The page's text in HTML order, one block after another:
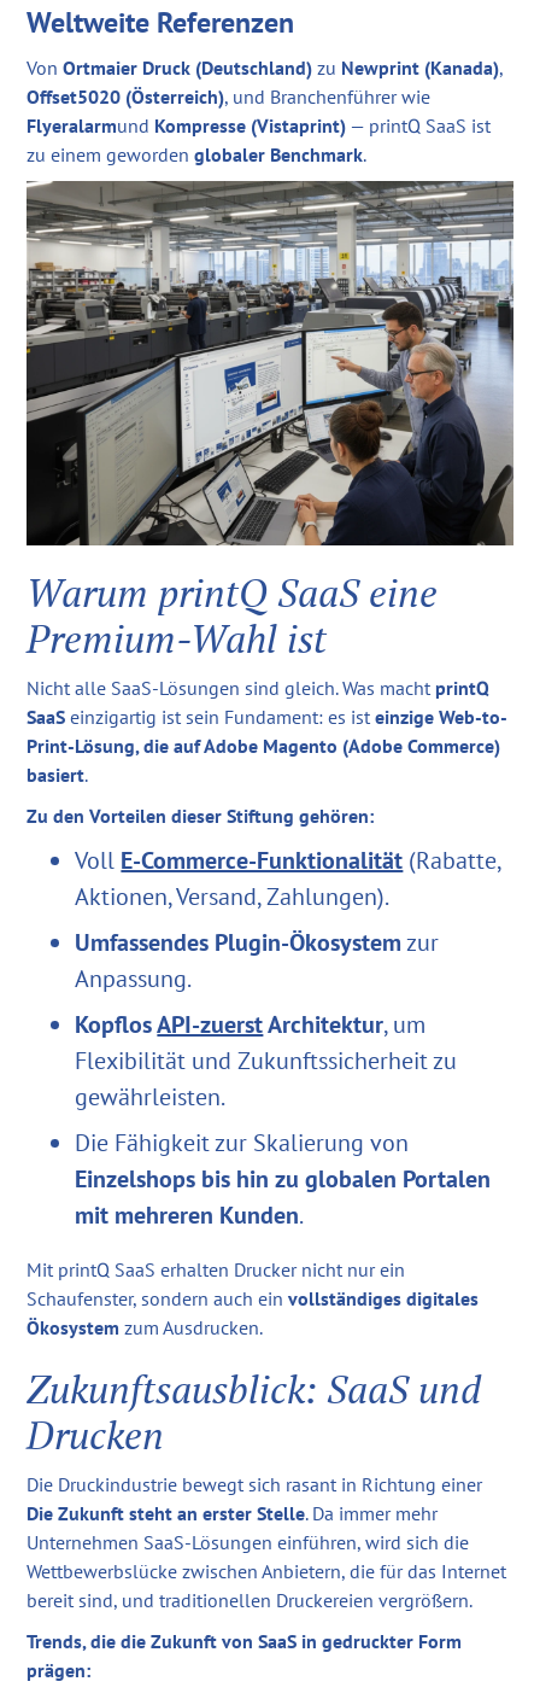
Weltweite Referenzen
VonOrtmaier Druck (Deutschland) zu Newprint (Kanada),
Offset5020 (Österreich), und Branchenführer wie
Flyeralarmund Kompresse (Vistaprint) — printQ SaaS ist
zu einem gewordenglobaler Benchmark.
Warum printQ SaaS eine
Premium-Wahl ist
Nicht alle SaaS-Lösungen sind gleich. Was macht printQ
SaaS einzigartig ist sein Fundament: es isteinzige Web-to-
Print-Lösung, die auf Adobe Magento (Adobe Commerce)
basiert.
Zu den Vorteilen dieser Stiftung gehören:
Voll E-Commerce-Funktionalität (Rabatte,
Aktionen, Versand, Zahlungen).
Umfassendes Plugin-Ökosystemzur
Anpassung.
KopflosAPI-zuerstArchitektur, um
Flexibilität und Zukunftssicherheit zu
gewährleisten.
Die Fähigkeit zur Skalierung von
Einzelshops bis hin zu globalen Portalen
mit mehreren Kunden.
Mit printQ SaaS erhalten Drucker nicht nur ein
Schaufenster, sondern auch einvollständiges digitales
Ökosystem zum Ausdrucken.
Zukunftsausblick: SaaS und
Drucken
Die Druckindustrie bewegt sich rasant in Richtung einer
Die Zukunft steht an erster Stelle. Da immer mehr
Unternehmen SaaS-Lösungen einführen, wird sich die
Wettbewerbslücke zwischen Anbietern, die für das Internet
bereit sind, und traditionellen Druckereien vergrößern.
Trends, die die Zukunft von SaaS in gedruckter Form
prägen: